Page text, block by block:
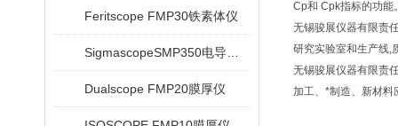
Feritscope FMP30铁素体仪
Dualscope FMP20膜厚仪
Cp和 Cpk指标的功能
无锡骏展仪器有限责
研究实验室和生产线,
无锡骏展仪器有限责
加工、*制造、新材料